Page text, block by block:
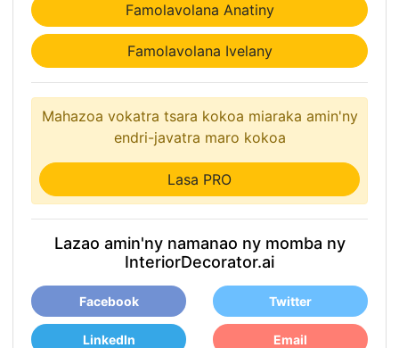
Famolavolana Anatiny
Famolavolana Ivelany
Mahazoa vokatra tsara kokoa miaraka amin'ny
endri-javatra maro kokoa
Lasa PRO
Lazao amin'ny namanao ny momba ny
InteriorDecorator.ai
Facebook Twitter
LinkedIn Email